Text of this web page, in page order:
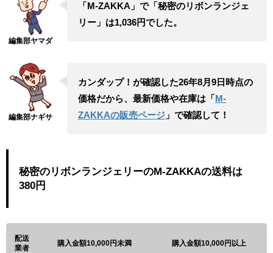
「M-ZAKKA」で「秘密のリボンランジェ
リー」は1,036円でした。
カンダップ！が確認した26年8月9日時点の
価格だから、最新価格や在庫は「M-
ZAKKAの販売ページ」で確認して！
秘密のリボンランジェリーのM-ZAKKAの送料は
380円
配送
業者
購入金額10,000円未満 購入金額10,000円以上